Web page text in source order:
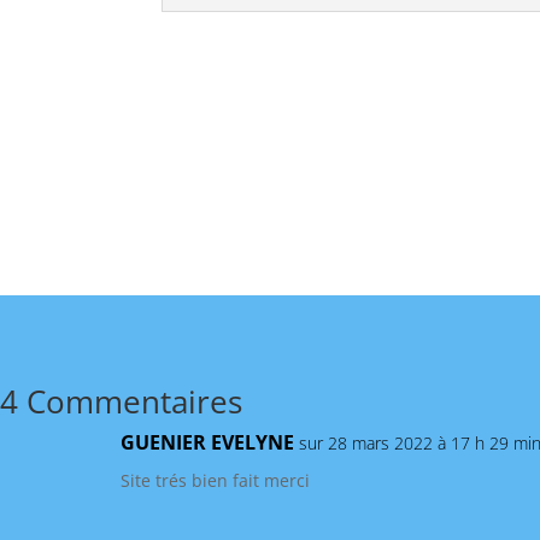
4 Commentaires
GUENIER EVELYNE sur 28 mars 2022 à 17 h 29 min
Site trés bien fait merci